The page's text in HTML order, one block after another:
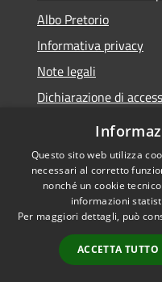
Albo Pretorio
Informativa privacy
Note legali
Dichiarazione di
RSS
Accessibilità
Privacy
Mappa del sito
Questo sito web utilizza
necessari al corretto
nonché un cookie
informazioni
Per maggiori dettagli, può
ACCETTA TUTTO